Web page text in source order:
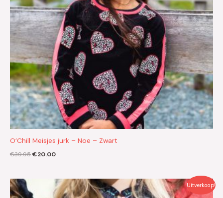
O’Chill Meisjes jurk – Noe – Zwart
€39.95€20.00
Uitverkoop!
Oorspronkelijke
Huidige
prijs